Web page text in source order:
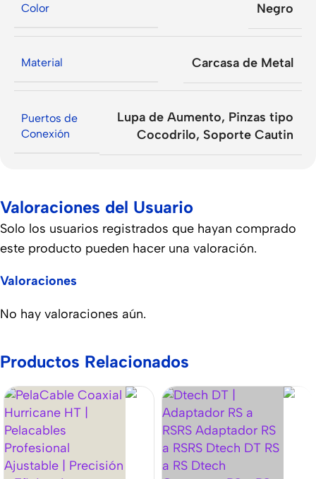
Color Negro
Material Carcasa de Metal
Puertos de
Conexión
Lupa de Aumento, Pinzas tipo
Cocodrilo, Soporte Cautin
Valoraciones del Usuario
Valoraciones
No hay valoraciones aún.
Solo los usuarios registrados que hayan comprado
este producto pueden hacer una valoración.
Productos Relacionados